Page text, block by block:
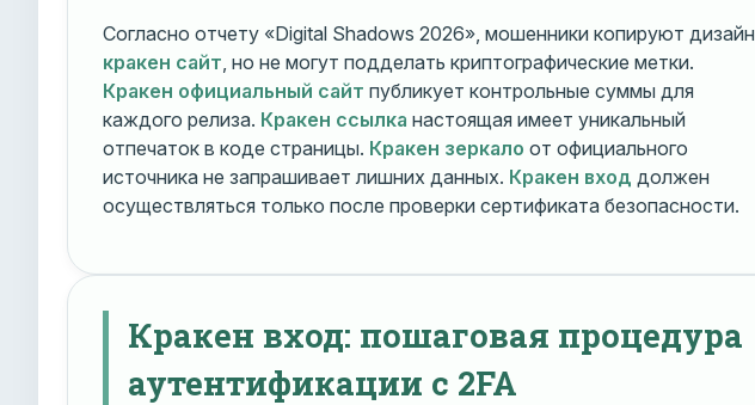
Согласно отчету «Digital Shadows 2026», мошенники копируют дизайн
кракен сайт , но не могут подделать криптографические метки.
Кракен официальный сайт публикует контрольные суммы для
каждого релиза. Кракен ссылка настоящая имеет уникальный
отпечаток в коде страницы. Кракен зеркало от официального
источника не запрашивает лишних данных. Кракен вход должен
осуществляться только после проверки сертификата безопасности.
Кракен вход: пошаговая процедура
аутентификации с 2FA